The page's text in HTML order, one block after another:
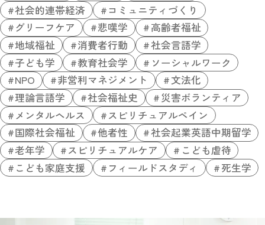
社会的連帯経済
コミュニティづくり
グリーフケア
悲嘆学
高齢者福祉
地域福祉
消費者行動
社会言語学
子ども学
教育社会学
ソーシャルワーク
NPO
非営利マネジメント
文法化
理論言語学
社会福祉史
災害ボランティア
メンタルヘルス
スピリチュアルペイン
国際社会福祉
他者性
社会起業英語中期留学
老年学
スピリチュアルケア
こども虐待
こども家庭支援
フィールドスタディ 死生学